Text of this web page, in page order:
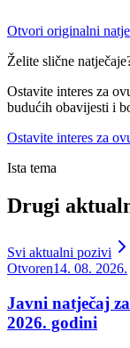
Otvori originalni
Želite slične
Ostavite interes za
budućih obavijesti i
Ostavite interes za
Ista tema
Drugi
Svi aktualni pozivi
Otvoren14. 08. 2026.
Javni natječaj
2026. godini